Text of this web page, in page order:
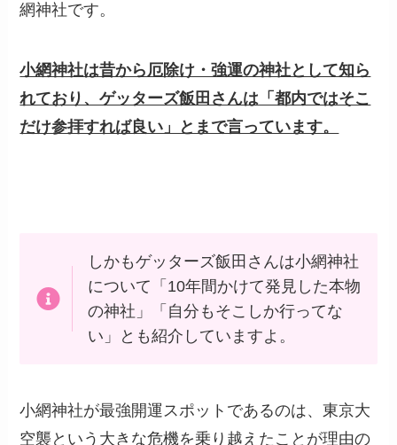
網神社です。
小網神社は昔から厄除け・強運の神社として知ら
れており、ゲッターズ飯田さんは「都内ではそこ
だけ参拝すれば良い」とまで言っています。
しかもゲッターズ飯田さんは小網神社
について「 10年間かけて発見した本物
の神社」「自分もそこしか行ってな
い」とも紹介していますよ。
小網神社が最強開運スポットであるのは、東京大
空襲という大きな危機を乗り越えたことが理由の